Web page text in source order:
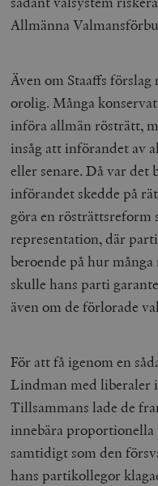
Allmänna
Även om Staaffs
orolig. Många
införa allmän rösträtt,
insåg att införandet av
eller senare. Då var
införandet skedde på
göra en rösträttsreform
representation, där
beroende på hur
skulle hans parti
även om de förlorade
För att få igenom en
Lindman med liberaler
Tillsammans lade de
innebära
samtidigt som den
hans partikollegor